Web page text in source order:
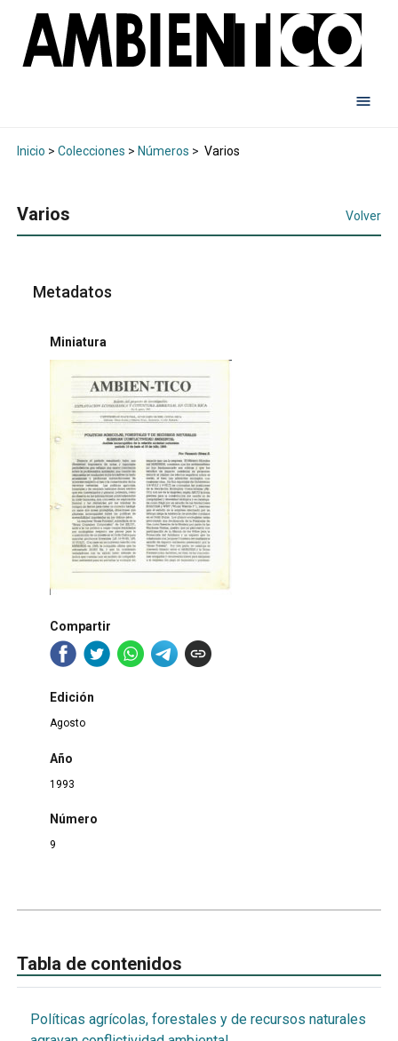
Inicio > Colecciones > Números > Varios
Varios Volver
Metadatos
Miniatura
Compartir
Edición
Agosto
Año
1993
Número
9
Tabla de contenidos
Políticas agrícolas, forestales y de recursos naturales